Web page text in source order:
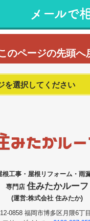
メールで
のページの先頭へ
根工事・屋根リフォーム・雨
専門店 住みたかルーフ
(運営:株式会社 住みたか)
0858 福岡市博多区月隈6丁